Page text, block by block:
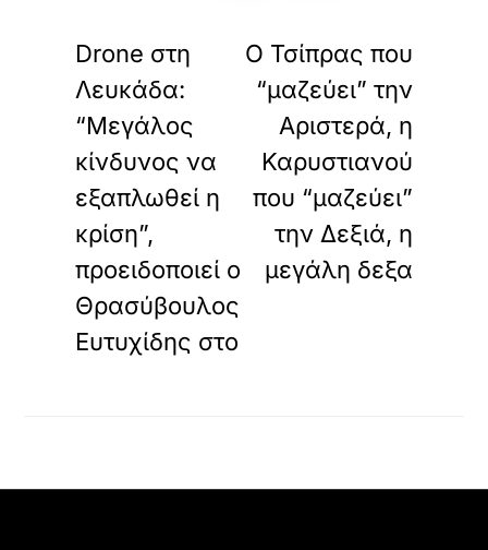
Drone στη
Λευκάδα:
“Μεγάλος
κίνδυνος να
εξαπλωθεί η
κρίση”,
προειδοποιεί ο
Θρασύβουλος
Ευτυχίδης στο
Ο Τσίπρας που
“μαζεύει” την
Αριστερά, η
Καρυστιανού
που “μαζεύει”
την Δεξιά, η
μεγάλη δεξα